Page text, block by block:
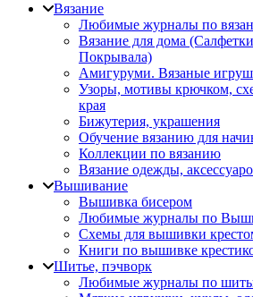
Вязание
Любимые журналы по
Вязание для дома
Покрывала)
Амигуруми. Вязаные
Узоры, мотивы крючком,
края
Бижутерия, украшения
Обучение вязанию для
Коллекции по вязанию
Вязание одежды,
Вышивание
Вышивка бисером
Любимые журналы по
Схемы для вышивки
Книги по вышивке
Шитье, пэчворк
Любимые журналы по